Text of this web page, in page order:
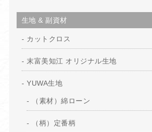
生地 & 副資材
カットクロス
末富美知江 オリジナル生地
YUWA生地
（素材）綿ローン
（柄）定番柄